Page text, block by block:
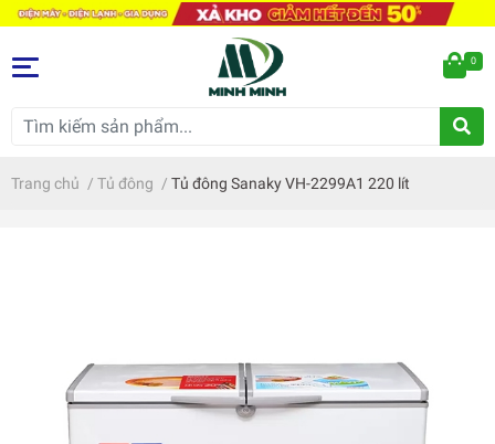
0
Trang chủ / Tủ đông / Tủ đông Sanaky VH-2299A1 220 lít